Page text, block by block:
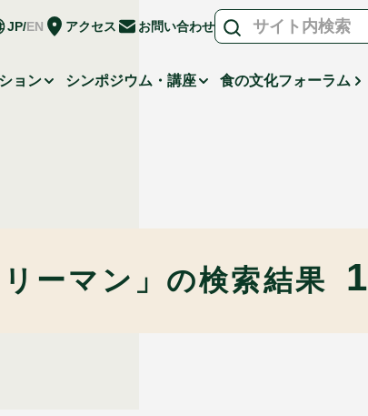
JP EN アクセス お問い合わせ
ョン シンポジウム・講座 食の文化フォーラム
ーマン」の検索結果 1